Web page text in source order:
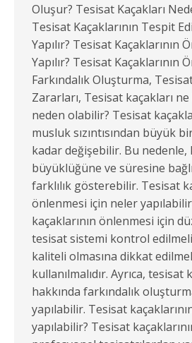
Oluşur? Tesisat Kaçakları
Tesisat Kaçaklarının Tespit
Yapılır? Tesisat Kaçaklarının
Yapılır? Tesisat Kaçaklarının
Farkındalık Oluşturma,
Zararları, Tesisat kaçakları
neden olabilir? Tesisat
musluk sızıntısından büyük
kadar değişebilir. Bu nedenle,
büyüklüğüne ve süresine
farklılık gösterebilir. Tesisat
önlenmesi için neler
kaçaklarının önlenmesi için
tesisat sistemi kontrol
kaliteli olmasına dikkat
kullanılmalıdır. Ayrıca, tesisat
hakkında farkındalık
yapılabilir. Tesisat
yapılabilir? Tesisat